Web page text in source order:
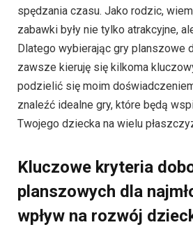
spędzania czasu. Jako rodzic,
zabawki były nie tylko atrakcyjne,
Dlatego wybierając gry planszowe
zawsze kieruję się kilkoma
podzielić się moim
znaleźć idealne gry, które będą
Twojego dziecka na wielu
Kluczowe kryteria
planszowych dla
wpływ na rozwój